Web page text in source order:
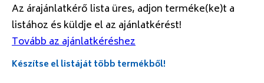
Az árajánlatkérő lista üres, adjon terméke(ke)t a
listához és küldje el az ajánlatkérést!
Tovább az ajánlatkéréshez
Készítse el listáját több termékből!